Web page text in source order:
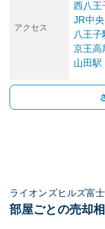
アクセス
西八王
JR中
八王子
京王高
山田駅
ライオンズヒルズ富
部屋ごとの売却